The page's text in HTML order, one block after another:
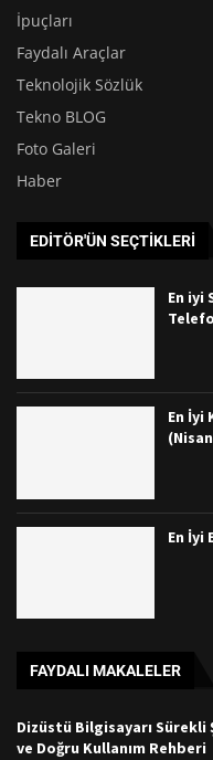
İpuçları
Faydalı Araçlar
Teknolojik Sözlük
Tekno BLOG
Foto Galeri
Haber
EDITÖR'ÜN SEÇTIKLERI
En iyi
En İyi
En İyi
FAYDALI MAKALELER
Dizüstü Bilgisayarı Sürekli
ve Doğru Kullanım Rehberi